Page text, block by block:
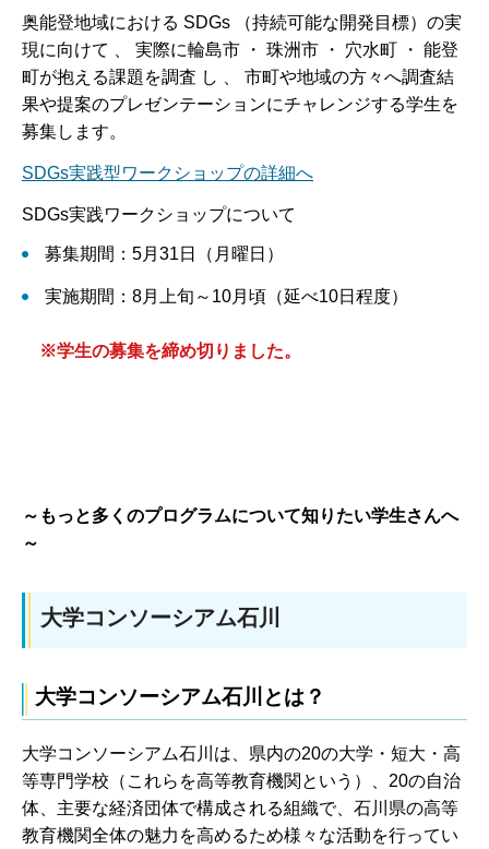
奥能登地域における SDGs （持続可能な開発目標）の実
現に向けて 、 実際に輪島市 ・ 珠洲市 ・ 穴水町 ・ 能登
町が抱える課題を調査 し 、 市町や地域の方々へ調査結
果や提案のプレゼンテーションにチャレンジする学生を
募集します。
SDGs実践型ワークショップの詳細へ
SDGs実践ワークショップについて
募集期間：5月31日（月曜日）
実施期間：8月上旬～10月頃（延べ10日程度）
※学生の募集を締め切りました。
～もっと多くのプログラムについて知りたい学生さんへ
～
大学コンソーシアム石川
大学コンソーシアム石川とは？
大学コンソーシアム石川は、県内の20の大学・短大・高
等専門学校（これらを高等教育機関という）、20の自治
体、主要な経済団体で構成される組織で、石川県の高等
教育機関全体の魅力を高めるため様々な活動を行ってい